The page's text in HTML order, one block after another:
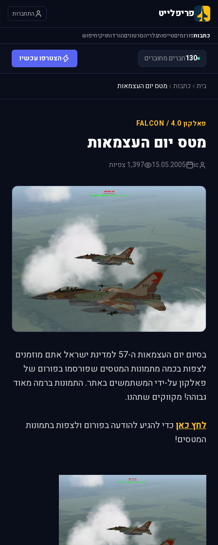
פריפלייט התחברות
כתבותפורומיםטייסותגלריהסרטוניםהורדותויקיחיפוש
130חברים מחוברים הצטרפו עכשיו
בית כתבות מטס יום העצמאות
פאלקון 4.0 / FALCON
מטס יום העצמאות
ic
15.05.2005 1,397 צפיות
בסיום יום העצמאות ה-57 למדינת ישראל אתם מוזמנים
לצפות בכמה מתמונות המטסים שפורסמו בפורום של
פאלקון על-ידי המשתמשים באתר. התמונות ברמה מאוד
גבוהה! מקווקים שתהנו.
לחץ כאן כדי להגיע להודעה בפורום ולצפות בתמונות
המטסים!